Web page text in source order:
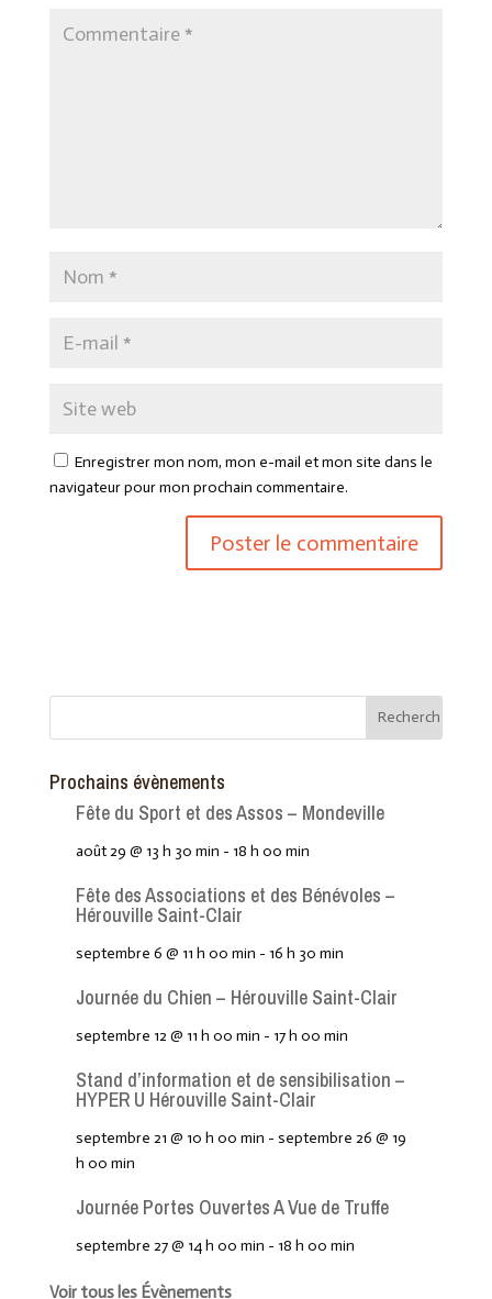
Enregistrer mon nom, mon e-mail et mon site dans le
navigateur pour mon prochain commentaire.
Prochains évènements
Fête du Sport et des Assos – Mondeville
août 29 @ 13 h 30 min - 18 h 00 min
Fête des Associations et des Bénévoles –
Hérouville Saint-Clair
septembre 6 @ 11 h 00 min - 16 h 30 min
Journée du Chien – Hérouville Saint-Clair
septembre 12 @ 11 h 00 min - 17 h 00 min
Stand d’information et de sensibilisation –
HYPER U Hérouville Saint-Clair
septembre 21 @ 10 h 00 min - septembre 26 @ 19
h 00 min
Journée Portes Ouvertes A Vue de Truffe
septembre 27 @ 14 h 00 min - 18 h 00 min
Voir tous les Évènements